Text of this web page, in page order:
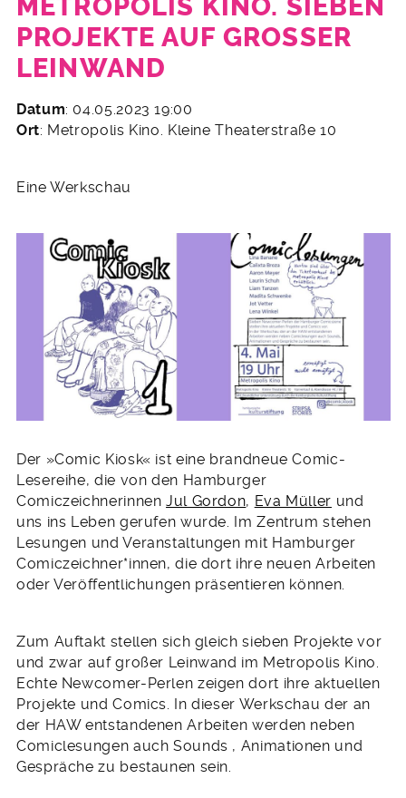
METROPOLIS KINO. SIEBEN
PROJEKTE AUF GROSSER L
EINWAND
5.
April
Datum: 04.05.2023 19:00
Ort: Metropolis Kino. Kleine Theaterstraße 10
Eine Werkschau
Der »Comic Kiosk« ist eine brandneue Comic-
Lesereihe, die von den Hamburger
ComiczeichnerinnenJul Gordon, Eva Müller und
uns ins Leben gerufen wurde. Im Zentrum stehen
Lesungen und Veranstaltungen mit Hamburger
Comiczeichner*innen, die dort ihre neuen Arbeiten
oder Veröffentlichungen präsentieren können.
Zum Auftakt stellen sich gleich sieben Projekte vor
und zwar auf großer Leinwand im Metropolis Kino.
Echte Newcomer-Perlen zeigen dort ihre aktuellen
Projekte und Comics. In dieser Werkschau der an
der HAW entstandenen Arbeiten werden neben
Comiclesungen auch Sounds , Animationen und
Gespräche zu bestaunen sein.